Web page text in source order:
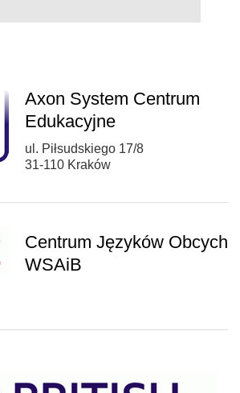
Axon System Centrum
Edukacyjne
ul. Piłsudskiego 17/8
31-110 Kraków
Centrum Języków Obcych
WSAiB